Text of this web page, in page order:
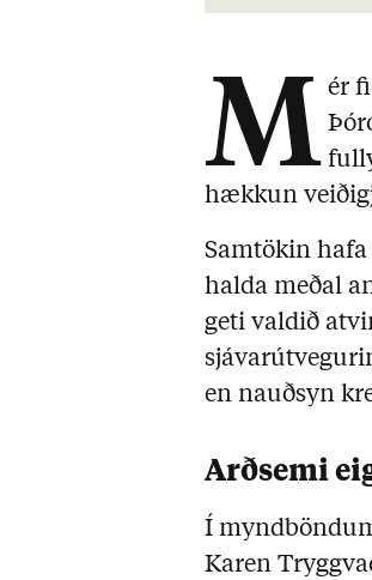
M ér
hækkun
Samtökin
halda meðal
geti valdið
en nauðsyn
Arðsemi
Í
Karen